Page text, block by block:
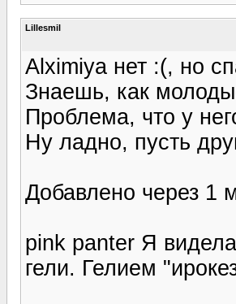
Lillesmil
Alximiya нет :(, но
Знаешь, как
Проблема, что у
Ну ладно, пусть
Добавлено через 1
pink panter Я
гели. Гелием